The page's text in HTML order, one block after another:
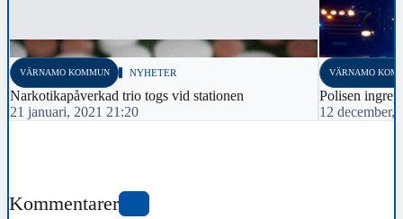
VÄRNAMO KOMMUN NYHETER
Narkotikapåverkad trio togs vid stationen
21 januari, 2021 21:20
VÄRNAMO
Polisen
12 december,
Kommentarer